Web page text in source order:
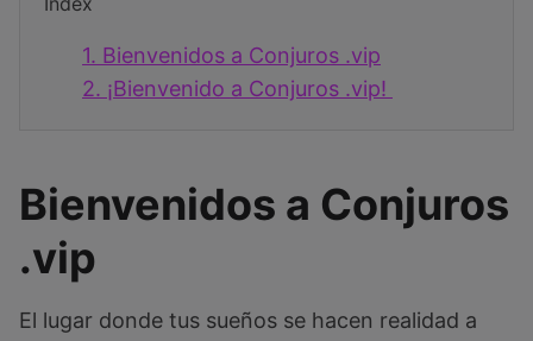
1. Bienvenidos a Conjuros .vip
2. ¡Bienvenido a Conjuros .vip!
Bienvenidos a Conjuros
.vip
El lugar donde tus sueños se hacen realidad a